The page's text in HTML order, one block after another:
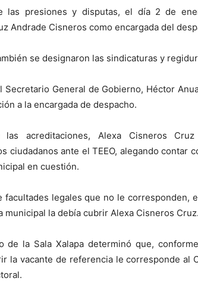
las presiones y disputas, el día 2 de
Andrade Cisneros como encargada del
se designaron las sindicaturas y
Secretario General de Gobierno, Héctor
a la encargada de despacho.
las acreditaciones, Alexa Cisneros
ciudadanos ante el TEEO, alegando contar
en cuestión.
facultades legales que no le corresponden,
municipal la debía cubrir Alexa Cisneros
de la Sala Xalapa determinó que,
la vacante de referencia le corresponde al